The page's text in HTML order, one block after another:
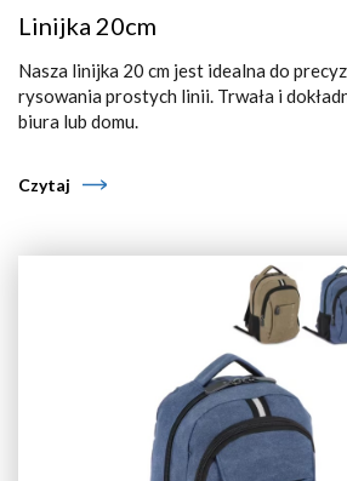
Linijka 20cm
Nasza linijka 20 cm jest idealna do
rysowania prostych linii. Trwała i
biura lub domu.
Czytaj